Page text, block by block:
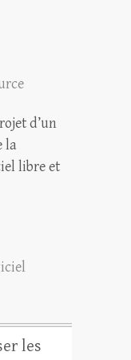
d’un
la
libre et
les